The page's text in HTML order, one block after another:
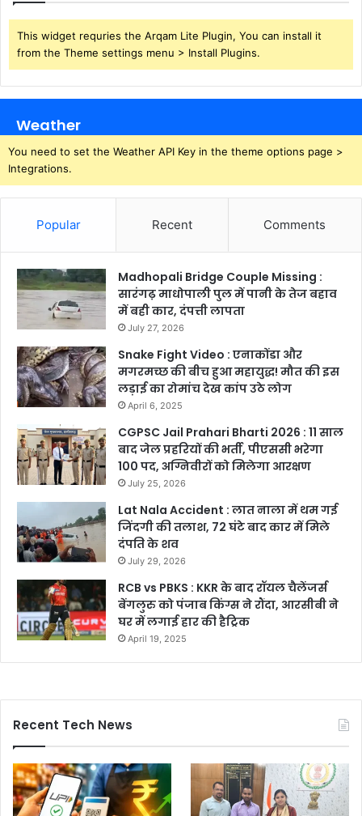
This widget requries the Arqam Lite Plugin, You can install it
from the Theme settings menu > Install Plugins.
Weather
You need to set the Weather API Key in the theme options page >
Integrations.
Popular Recent Comments
Madhopali Bridge Couple Missing :
सारंगढ़ माधोपाली पुल में पानी के तेज बहाव
में बही कार, दंपत्ती लापता
July 27, 2026
Snake Fight Video : एनाकोंडा और
मगरमच्छ की बीच हुआ महायुद्ध! मौत की इस
लड़ाई का रोमांच देख कांप उठे लोग
April 6, 2025
CGPSC Jail Prahari Bharti 2026 : 11 साल
बाद जेल प्रहरियों की भर्ती, पीएससी भरेगा
100 पद, अग्निवीरों को मिलेगा आरक्षण
July 25, 2026
Lat Nala Accident : लात नाला में थम गई
जिंदगी की तलाश, 72 घंटे बाद कार में मिले
दंपति के शव
July 29, 2026
RCB vs PBKS : KKR के बाद रॉयल चैलेंजर्स
बेंगलुरु को पंजाब किंग्स ने रौंदा, आरसीबी ने
घर में लगाई हार की हैट्रिक
April 19, 2025
Recent Tech News